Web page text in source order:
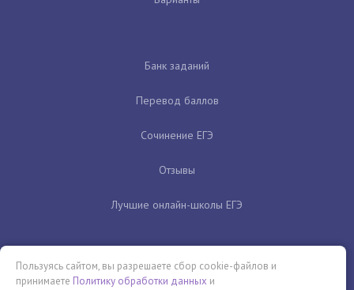
Банк заданий
Перевод баллов
Сочинение ЕГЭ
Отзывы
Лучшие онлайн-школы ЕГЭ
Пользуясь сайтом, вы разрешаете сбор cookie-файлов и
принимаете Политику обработки данных и